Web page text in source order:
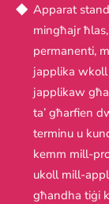
Apparat
mingħajr
permanenti,
japplika
japplikaw
ta’ għarfien
terminu u
kemm mill-
ukoll mill-
għandha tiġi